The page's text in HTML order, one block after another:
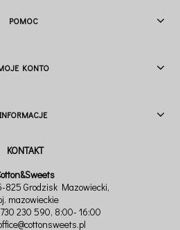
POMOC
KONTO
INFORMACJE
825 Grodzisk Mazowiecki,
mazowieckie
230 590, 8:00- 16:00